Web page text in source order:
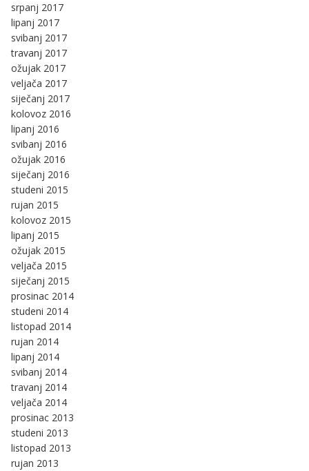
srpanj 2017
lipanj 2017
svibanj 2017
travanj 2017
ožujak 2017
veljača 2017
siječanj 2017
kolovoz 2016
lipanj 2016
svibanj 2016
ožujak 2016
siječanj 2016
studeni 2015
rujan 2015
kolovoz 2015
lipanj 2015
ožujak 2015
veljača 2015
siječanj 2015
prosinac 2014
studeni 2014
listopad 2014
rujan 2014
lipanj 2014
svibanj 2014
travanj 2014
veljača 2014
prosinac 2013
studeni 2013
listopad 2013
rujan 2013